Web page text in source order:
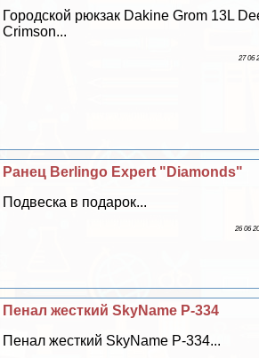
Городской рюкзак Dakine Grom 13L
Crimson...
27 06
Ранец Berlingo Expert "Diamonds"
Подвеска в подарок...
26 06
Пенал жесткий SkyName P-334
Пенал жесткий SkyName P-334...